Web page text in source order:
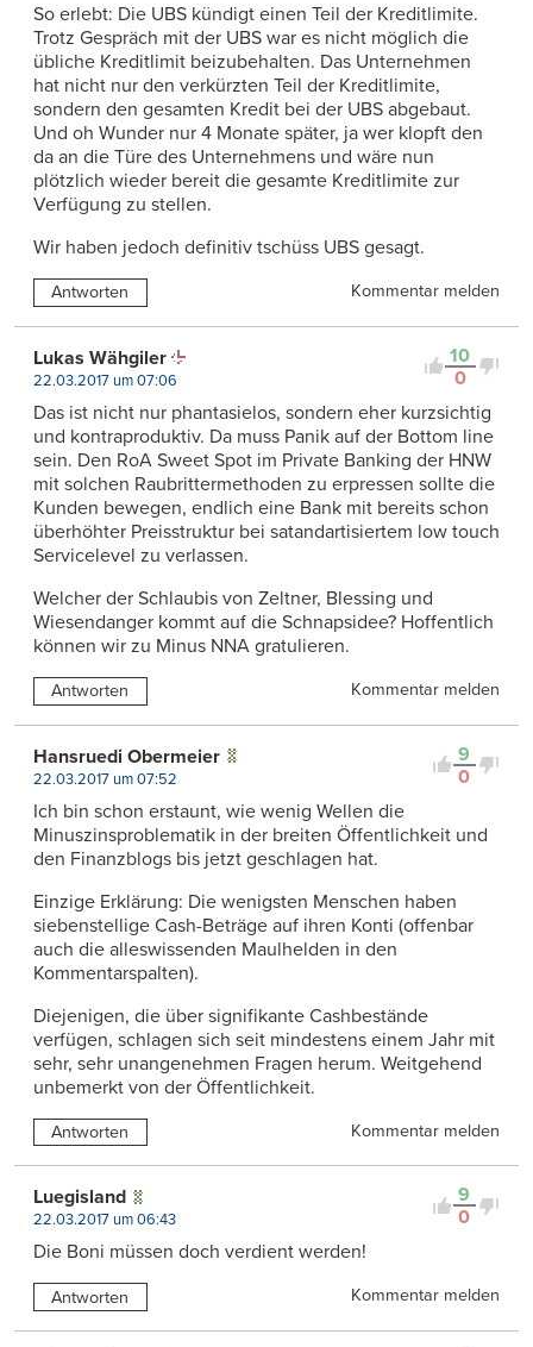
So erlebt: Die UBS kündigt einen Teil der Kreditlimite.
Trotz Gespräch mit der UBS war es nicht möglich die
übliche Kreditlimit beizubehalten. Das Unternehmen
hat nicht nur den verkürzten Teil der Kreditlimite,
sondern den gesamten Kredit bei der UBS abgebaut.
Und oh Wunder nur 4 Monate später, ja wer klopft den
da an die Türe des Unternehmens und wäre nun
plötzlich wieder bereit die gesamte Kreditlimite zur
Verfügung zu stellen.
Wir haben jedoch definitiv tschüss UBS gesagt.
Antworten Kommentar melden
10
0
Lukas Wähgiler
22.03.2017 um 07:06
Das ist nicht nur phantasielos, sondern eher kurzsichtig
und kontraproduktiv. Da muss Panik auf der Bottom line
sein. Den RoA Sweet Spot im Private Banking der HNW
mit solchen Raubrittermethoden zu erpressen sollte die
Kunden bewegen, endlich eine Bank mit bereits schon
überhöhter Preisstruktur bei satandartisiertem low touch
Servicelevel zu verlassen.
Welcher der Schlaubis von Zeltner, Blessing und
Wiesendanger kommt auf die Schnapsidee? Hoffentlich
können wir zu Minus NNA gratulieren.
Antworten Kommentar melden
9
0
Hansruedi Obermeier
22.03.2017 um 07:52
Ich bin schon erstaunt, wie wenig Wellen die
Minuszinsproblematik in der breiten Öffentlichkeit und
den Finanzblogs bis jetzt geschlagen hat.
Einzige Erklärung: Die wenigsten Menschen haben
siebenstellige Cash-Beträge auf ihren Konti (offenbar
auch die alleswissenden Maulhelden in den
Kommentarspalten).
Diejenigen, die über signifikante Cashbestände
verfügen, schlagen sich seit mindestens einem Jahr mit
sehr, sehr unangenehmen Fragen herum. Weitgehend
unbemerkt von der Öffentlichkeit.
Antworten Kommentar melden
9
0
Luegisland
22.03.2017 um 06:43
Die Boni müssen doch verdient werden!
Antworten Kommentar melden